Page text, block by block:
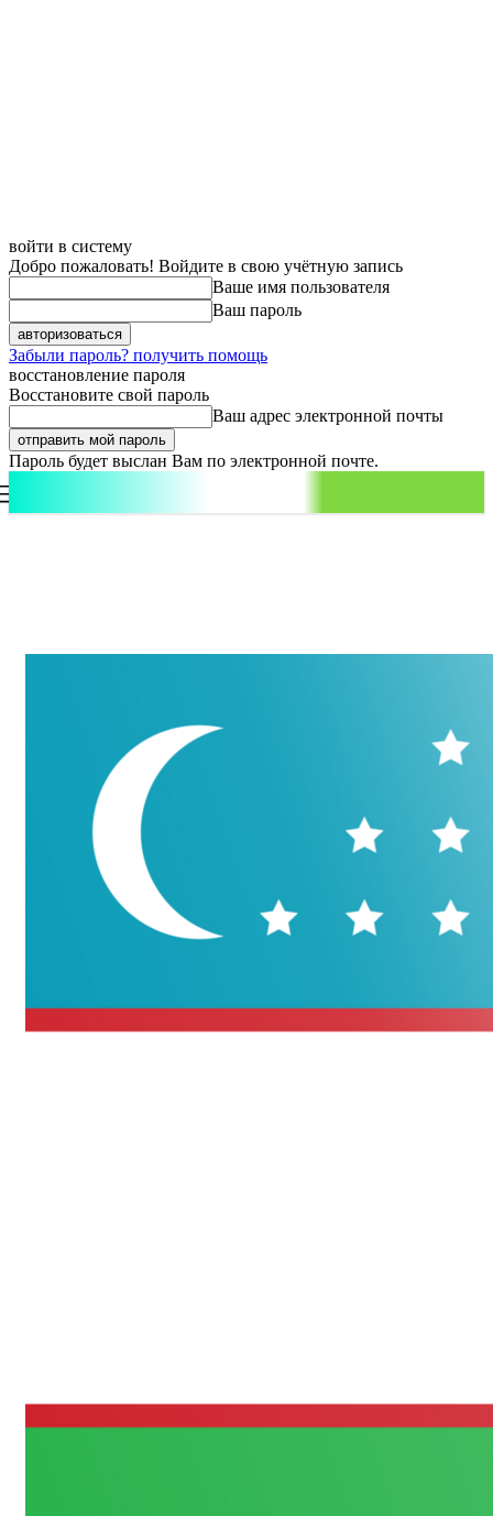
войти в систему
Добро пожаловать! Войдите в свою учётную запись
Ваше имя пользователя
Ваш пароль
Забыли пароль? получить помощь
восстановление пароля
Восстановите свой пароль
Ваш адрес электронной почты
Пароль будет выслан Вам по электронной почте.